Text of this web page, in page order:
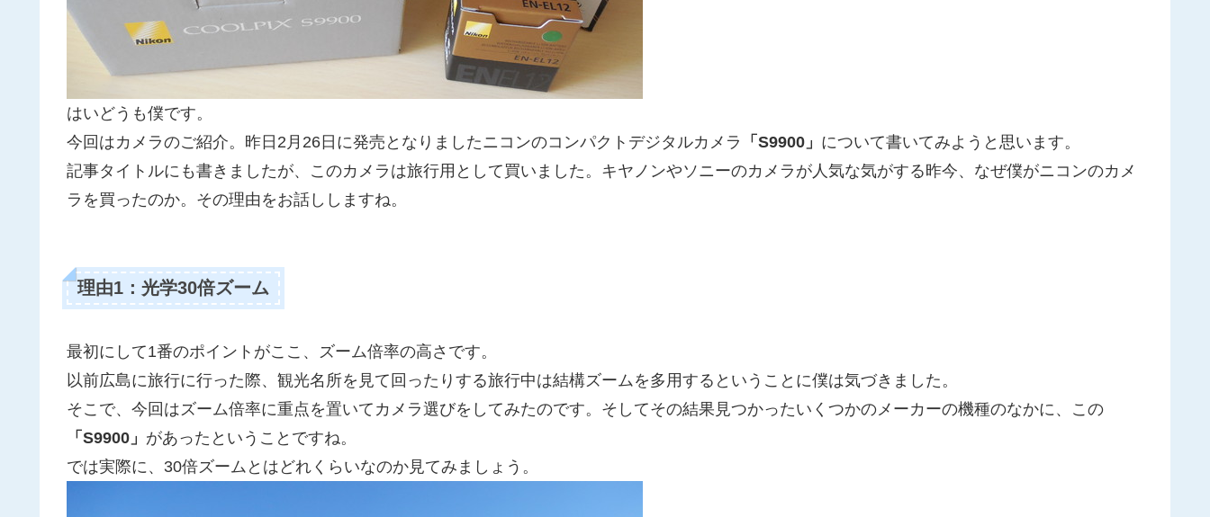
はいどうも僕です。
今回はカメラのご紹介。昨日2月26日に発売となりましたニコンのコンパクトデジタルカメラ
「S9900」 について書いてみようと思います。
記事タイトルにも書きましたが、このカメラは旅行用として買いました。キヤノンやソニーのカメラが人気な気がする昨今、なぜ僕がニコンのカメ
ラを買ったのか。その理由をお話ししますね。
理由1：光学30倍ズーム
最初にして1番のポイントがここ、ズーム倍率の高さです。
以前広島に旅行に行った際、観光名所を見て回ったりする旅行中は結構ズームを多用するということに僕は気づきました。
そこで、今回はズーム倍率に重点を置いてカメラ選びをしてみたのです。そしてその結果見つかったいくつかのメーカーの機種のなかに、この
「S9900」 があったということですね。
では実際に、30倍ズームとはどれくらいなのか見てみましょう。